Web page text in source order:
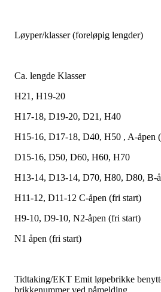
Løyper/klasser (foreløpig lengder)
Ca. lengde Klasser
H21, H19-20
H17-18, D19-20, D21, H40
H15-16, D17-18, D40, H50 , A-åpen
D15-16, D50, D60, H60, H70
H13-14, D13-14, D70, H80, D80, B-
H11-12, D11-12 C-åpen (fri start)
H9-10, D9-10, N2-åpen (fri start)
N1 åpen (fri start)
Tidtaking/EKT Emit løpebrikke
brikkenummer ved påmelding.